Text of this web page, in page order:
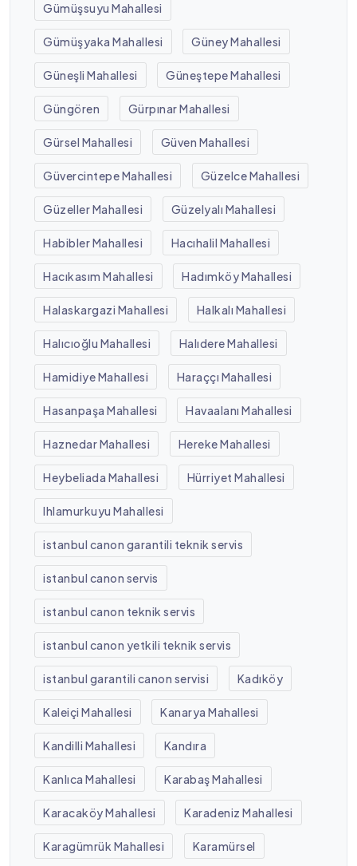
Gümüşsuyu Mahallesi
Gümüşyaka Mahallesi Güney Mahallesi
Güneşli Mahallesi Güneştepe Mahallesi
Güngören Gürpınar Mahallesi
Gürsel Mahallesi Güven Mahallesi
Güvercintepe Mahallesi Güzelce Mahallesi
Güzeller Mahallesi Güzelyalı Mahallesi
Habibler Mahallesi Hacıhalil Mahallesi
Hacıkasım Mahallesi Hadımköy Mahallesi
Halaskargazi Mahallesi Halkalı Mahallesi
Halıcıoğlu Mahallesi Halıdere Mahallesi
Hamidiye Mahallesi Haraççı Mahallesi
Hasanpaşa Mahallesi Havaalanı Mahallesi
Haznedar Mahallesi Hereke Mahallesi
Heybeliada Mahallesi Hürriyet Mahallesi
Ihlamurkuyu Mahallesi
istanbul canon garantili teknik servis
istanbul canon servis
istanbul canon teknik servis
istanbul canon yetkili teknik servis
istanbul garantili canon servisi Kadıköy
Kaleiçi Mahallesi Kanarya Mahallesi
Kandilli Mahallesi Kandıra
Kanlıca Mahallesi Karabaş Mahallesi
Karacaköy Mahallesi Karadeniz Mahallesi
Karagümrük Mahallesi Karamürsel